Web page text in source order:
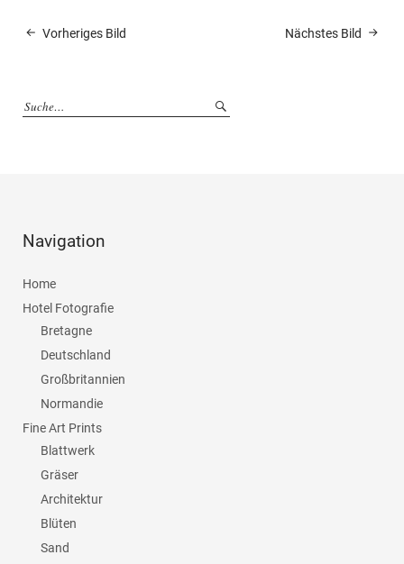
Nächstes Bild
Vorheriges Bild
Navigation
Home
Hotel Fotografie
Bretagne
Deutschland
Großbritannien
Normandie
Fine Art Prints
Blattwerk
Gräser
Architektur
Blüten
Sand